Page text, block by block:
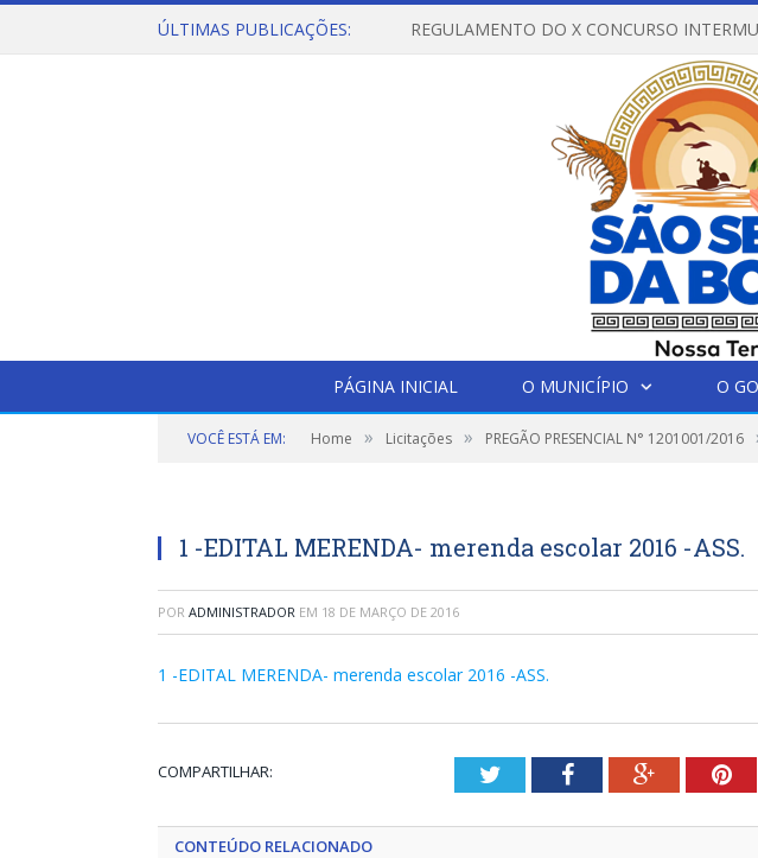
ÚLTIMAS PUBLICAÇÕES:
PÁGINA INICIAL O MUNICÍPIO O
VOCÊ ESTÁ EM: Home » Licitações » PREGÃO PRESENCIAL N° 1201001/2016
1 -EDITAL MERENDA- merenda escolar 2016 -ASS.
POR ADMINISTRADOR EM 18 DE MARÇO DE 2016
1 -EDITAL MERENDA- merenda escolar 2016 -ASS.
COMPARTILHAR: TwitterFacebookGoogle+
CONTEÚDO RELACIONADO